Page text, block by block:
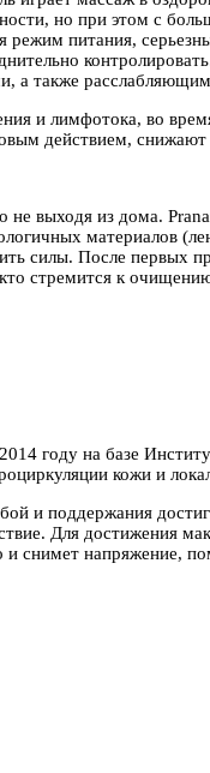
но при этом с
режим питания,
а также
и лимфотока, во
действием, снижают
выходя из дома.
материалов
силы. После
стремится к
году на базе
кожи и
и поддержания
Для достижения
снимет напряжение,